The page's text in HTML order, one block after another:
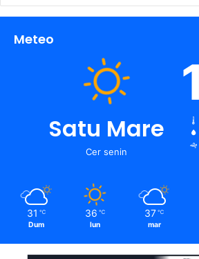
Meteo
Satu Mare
Cer senin
31 ℃
Dum
36 ℃
lun
37 ℃
mar